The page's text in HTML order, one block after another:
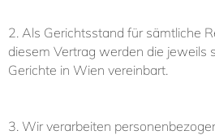
2. Als Ge­richts­stand für sämt­li­che
die­sem Ver­trag wer­den die je­weils
Ge­rich­te in Wien ver­ein­bart.
3. Wir verarbeiten